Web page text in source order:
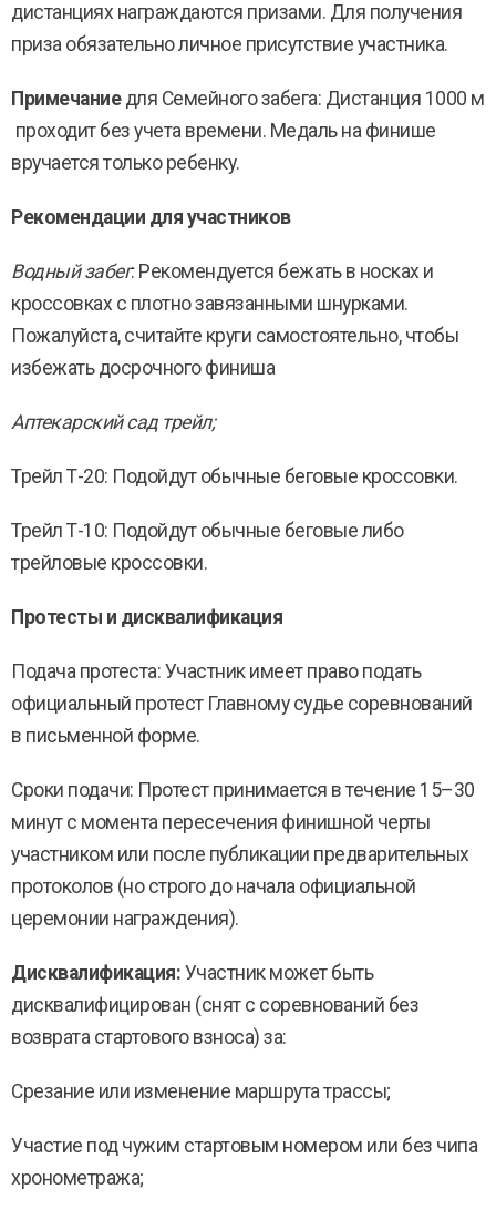
дистанциях награждаются призами. Для получения
приза обязательно личное присутствие участника.
Примечаниедля Семейного забега: Дистанция 1000 м
проходит без учета времени. Медаль на финише
вручается только ребенку.
Рекомендации для участников
Водный забег: Рекомендуется бежать в носках и
кроссовках с плотно завязанными шнурками.
Пожалуйста, считайте круги самостоятельно, чтобы
избежать досрочного финиша
Аптекарский сад трейл;
Трейл Т-20: Подойдут обычные беговые кроссовки.
Трейл Т-10: Подойдут обычные беговые либо
трейловые кроссовки.
Протесты и дисквалификация
Подача протеста: Участник имеет право подать
официальный протест Главному судье соревнований
в письменной форме.
Сроки подачи: Протест принимается в течение 15–30
минут с момента пересечения финишной черты
участником или после публикации предварительных
протоколов (но строго до начала официальной
церемонии награждения).
Дисквалификация: Участник может быть
дисквалифицирован (снят с соревнований без
возврата стартового взноса) за:
Срезание или изменение маршрута трассы;
Участие под чужим стартовым номером или без чипа
хронометража;